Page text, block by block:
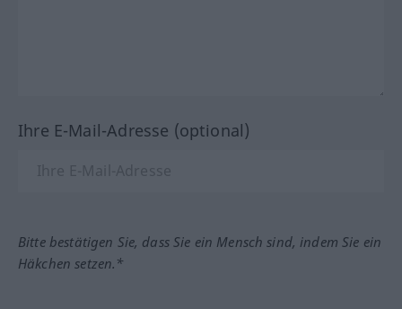
Ihre E-Mail-Adresse (optional)
Bitte bestätigen Sie, dass Sie ein Mensch sind, indem Sie ein
Häkchen setzen.*